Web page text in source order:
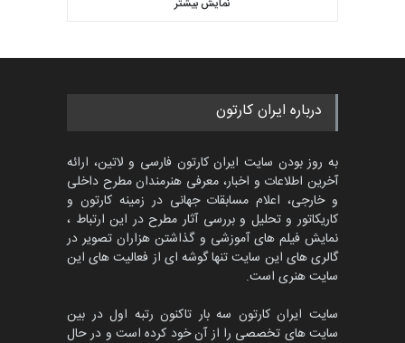
جشنواره بین‌المللی کارتون
مدارس پرتغال، ۲۰۲۷
پنجمین مسابقۀ بین‌المللی
کارتون طنز «کلاه‌ای…
مهلت 5 ماه دیگر
گالری 4 روز قبل
درباره ایران کارتون
به روز بودن سایت ایران کارتون فارسی و لاتین، ارائه
آخرین اطلاعات و اخبار، معرفی هنرمندان مطرح داخلی
و خارجی، اعلام مسابقات جهانی در زمینه کارتون و
کاریکاتور و تحلیل و بررسی آثار مطرح در این ارتباط ،
نمایش فیلم های آموزشی و گذاشتن هزاران تصویر در
گالری های این سایت تنها گوشه ای از فعالیت های این
سایت هنری است.
سایت ایران کارتون سه بار تاکنون رتبه اول در بین
سایت های تخصصی را از آن خود کرده است و در حال